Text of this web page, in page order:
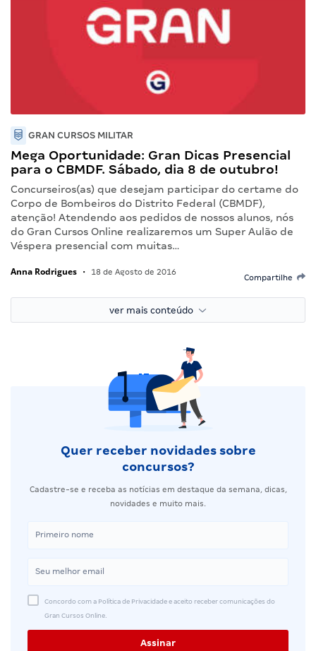
GRAN CURSOS MILITAR
Mega Oportunidade: Gran Dicas Presencial
para o CBMDF. Sábado, dia 8 de outubro!
Concurseiros(as) que desejam participar do certame do
Corpo de Bombeiros do Distrito Federal (CBMDF),
atenção! Atendendo aos pedidos de nossos alunos, nós
do Gran Cursos Online realizaremos um Super Aulão de
Véspera presencial com muitas…
Anna Rodrigues • 18 de Agosto de 2016
Compartilhe
ver mais conteúdo
Quer receber novidades sobre
concursos?
Cadastre-se e receba as notícias em destaque da semana, dicas,
novidades e muito mais.
Concordo com a Política de Privacidade e aceito receber comunicações do
Gran Cursos Online.